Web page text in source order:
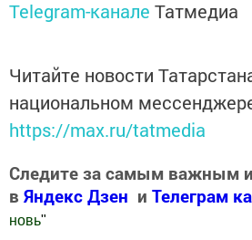
Telegram-канале Татмедиа
Читайте новости
национальном
https://max.ru/tatmedia
Следите за самым важным
в Яндекс Дзен и Телеграм
новь"